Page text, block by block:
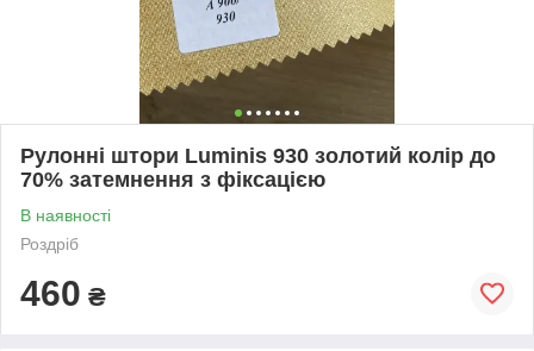
Рулонні штори Luminis 930 золотий колір до
70% затемнення з фіксацією
В наявності
Роздріб
460 ₴